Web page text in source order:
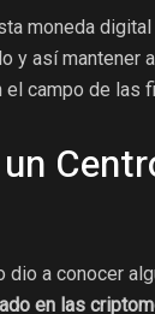
moneda
y así mantener
campo de las
dio a conocer
en las